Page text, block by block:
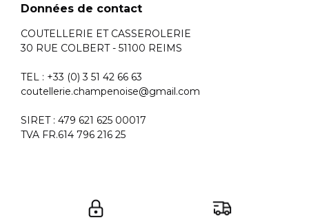
Données de contact
COUTELLERIE ET CASSEROLERIE
30 RUE COLBERT - 51100 REIMS
TEL : +33 (0) 3 51 42 66 63
coutellerie.champenoise@gmail.com
SIRET : 479 621 625 00017
TVA FR.614 796 216 25